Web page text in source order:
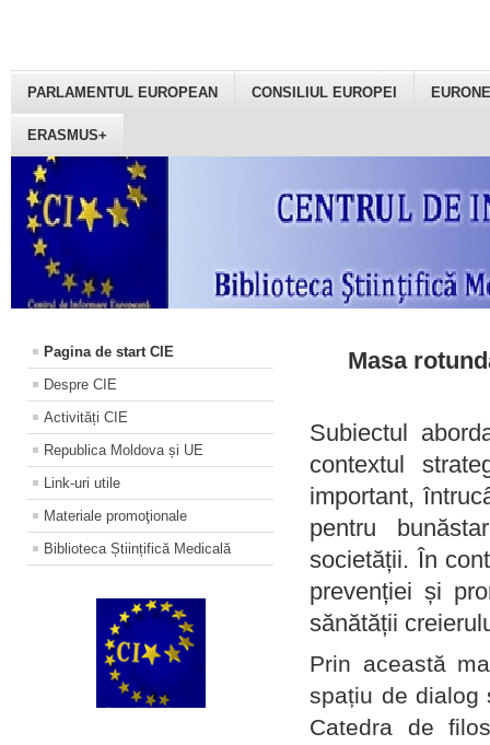
PARLAMENTUL EUROPEAN CONSILIUL EUROPEI
ERASMUS+
Pagina de start CIE
Despre CIE
Activități CIE
Republica Moldova și UE
Link-uri utile
Materiale promoţionale
Biblioteca Științifică Medicală
Masa
Subiectul
contextul
important,
pentru
societății. În
prevenției și
sănătății
Prin această
spațiu de dialog
Catedra de